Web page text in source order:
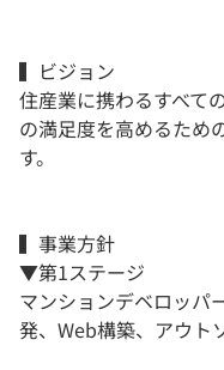
▍ビジョン
住産業に携わるすべて
の満足度を高めるため
す。
▍事業方針
▼第1ステージ
マンションデベロッパ
発、Web構築、アウト